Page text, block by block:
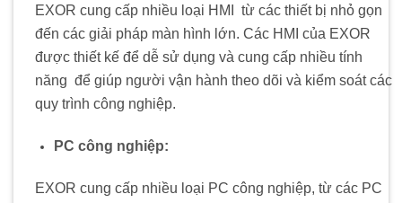
EXOR cung cấp nhiều loại HMI
từ các thiết bị nhỏ gọn
đến các giải pháp màn hình lớn. Các HMI của EXOR
được thiết kế để dễ sử dụng và cung cấp nhiều tính
năng để giúp người vận hành theo dõi và kiểm soát các
quy trình công nghiệp.
PC công nghiệp:
EXOR cung cấp nhiều loại PC công nghiệp, từ các PC